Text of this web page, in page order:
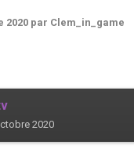
2020 par Clem_in_game
2020